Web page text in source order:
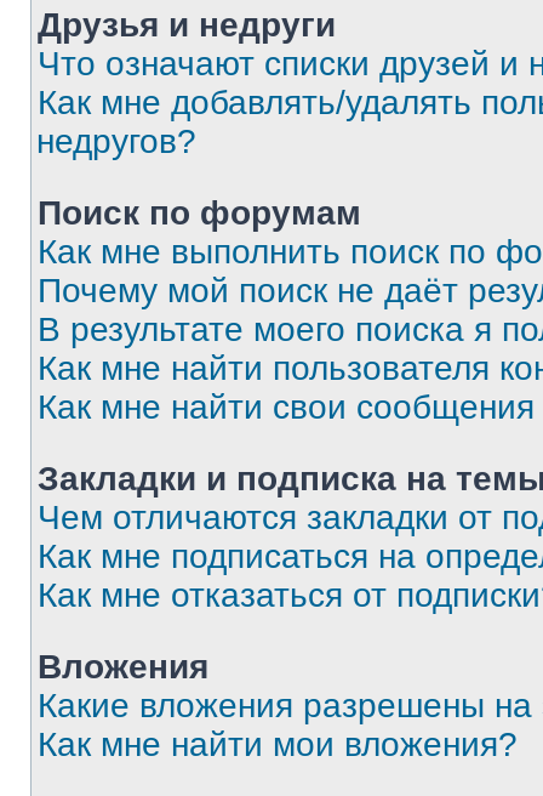
Друзья и недруги
Что означают списки друзей и
Как мне добавлять/удалять
недругов?
Поиск по форумам
Как мне выполнить поиск по
Почему мой поиск не даёт
В результате моего поиска я
Как мне найти пользователя
Как мне найти свои
Закладки и подписка на
Чем отличаются закладки от
Как мне подписаться на
Как мне отказаться от
Вложения
Какие вложения разрешены
Как мне найти мои вложения?